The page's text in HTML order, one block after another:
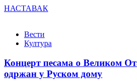
НАСТАВАК
Вести
Култура
Концерт песама о Великом
одржан у Руском дому